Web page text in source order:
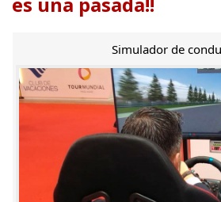
Simulador de